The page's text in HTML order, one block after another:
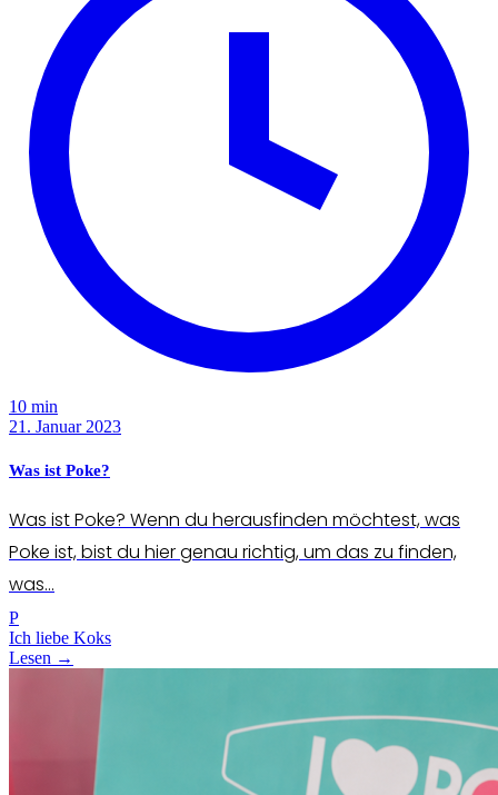
10 min
21. Januar 2023
Was ist Poke?
Was ist Poke? Wenn du herausfinden möchtest, was
Poke ist, bist du hier genau richtig, um das zu finden,
was...
P
Ich liebe Koks
Lesen →